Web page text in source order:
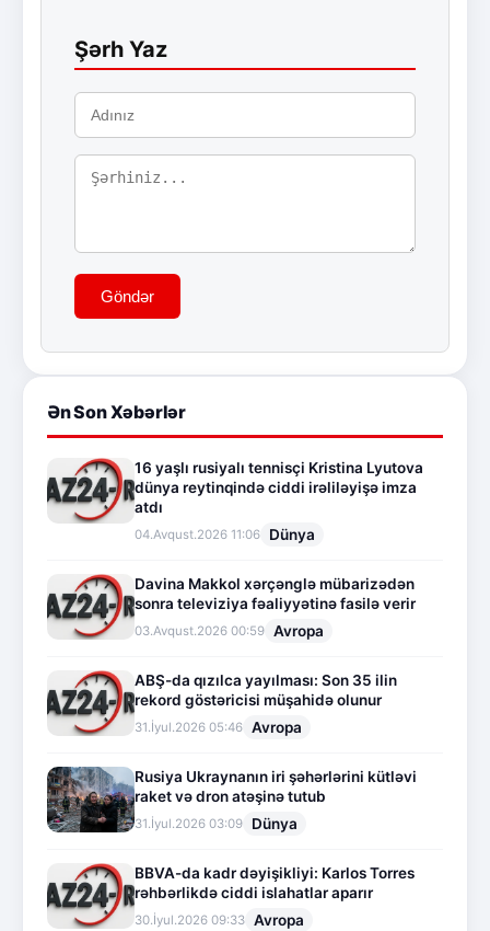
Şərh Yaz
Göndər
Ən Son Xəbərlər
16 yaşlı rusiyalı tennisçi Kristina Lyutova
dünya reytinqində ciddi irəliləyişə imza
atdı
04.Avqust.2026 11:06 Dünya
Davina Makkol xərçənglə mübarizədən
sonra televiziya fəaliyyətinə fasilə verir
03.Avqust.2026 00:59 Avropa
ABŞ-da qızılca yayılması: Son 35 ilin
rekord göstəricisi müşahidə olunur
31.İyul.2026 05:46 Avropa
Rusiya Ukraynanın iri şəhərlərini kütləvi
raket və dron atəşinə tutub
31.İyul.2026 03:09 Dünya
BBVA-da kadr dəyişikliyi: Karlos Torres
rəhbərlikdə ciddi islahatlar aparır
30.İyul.2026 09:33 Avropa